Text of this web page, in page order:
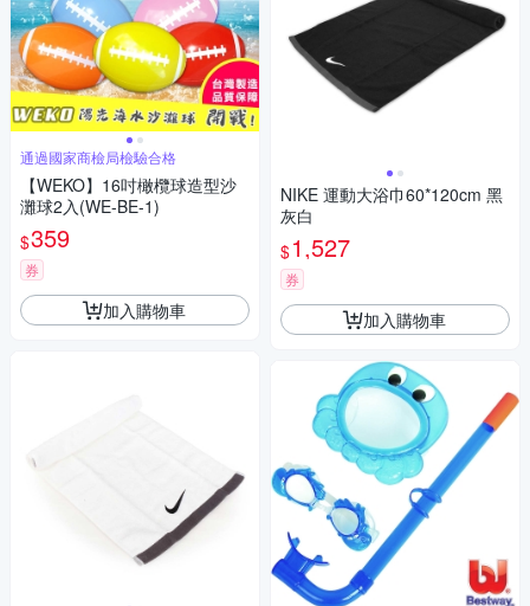
通過國家商檢局檢驗合格
【WEKO】16吋橄欖球造型沙
灘球2入(WE-BE-1)
$359
券
加入購物車
NIKE 運動大浴巾60*120cm 黑
灰白
$1,527
券
加入購物車